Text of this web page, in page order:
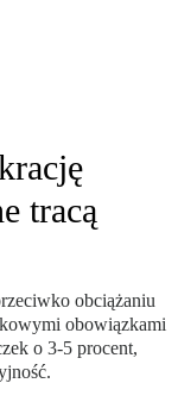
tracą
obciążaniu
obowiązkami
o 3-5 procent,